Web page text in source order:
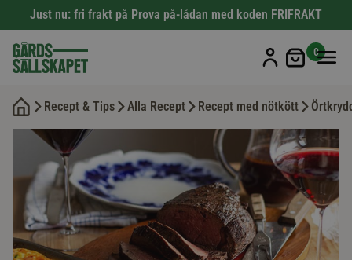
Just nu: fri frakt på Prova på-lådan med koden FRIFRAKT
Min
0
Recept & Tips Alla Recept Recept med nötkött